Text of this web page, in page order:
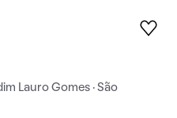
Lauro Gomes · São